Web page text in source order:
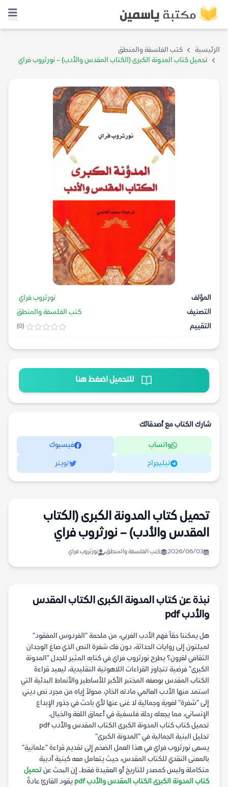
الرئيسية
كتب الفلسفة والمنطق
تحميل كتاب المدونة الكبرى (الكتاب المقدس والأدب) – نورثروب فراي
المؤلف
نورثروب فراي
التصنيف
كتب الفلسفة والمنطق
التقييم
(0)
للتحميل اضغط هنا
شارك الكتاب مع أصدقائك
واتساب فيسبوك
تيليجرام تويتر
تحميل كتاب المدونة الكبرى (الكتاب
المقدس والأدب) – نورثروب فراي
2026/06/03 كتب الفلسفة والمنطق نورثروب فراي
نبذة عن كتاب المدونة الكبرى الكتاب المقدس
والأدب pdf
هل يمكننا حقاً فهم الأدب الغربي، من ملحمة "الفردوس المفقود"
لميلتون إلى روايات الحداثة، دون فك شفرة النص الذي صاغ الوجدان
الثقافي لقرون؟ يطرح نورثروب فراي في كتابه المثير للجدل "المدونة
الكبرى" فرضية تتجاوز القراءات اللاهوتية التقليدية، ليعيد قراءة
الكتاب المقدس بوصفه المختبر الأكبر للأساطير والأنماط البدئية التي
استمد منها الأدب العالمي مادته الخام، محولاً إياه من مجرد نص ديني
إلى "شفرة" لغوية وجمالية لا غنى عنها لأي باحث في جذور الإبداع
الإنساني، مما يجعله رحلة فلسفية في أعماق اللغة والخيال.
تحميل كتاب كتاب المدونة الكبرى الكتاب المقدس والأدب pdf
تحليل البنية الجمالية في "المدونة الكبرى"
يسعى نورثروب فراي في هذا العمل الضخم إلى تقديم قراءة "علمانية"
بالمعنى النقدي للكتاب المقدس، حيث يتعامل معه كبنية أدبية
متكاملة وليس كمصدر للتاريخ أو العقيدة فقط. إن البحث عنتحميل
كتاب المدونة الكبرى الكتاب المقدس والأدب pdf
يقود القارئ عادةً